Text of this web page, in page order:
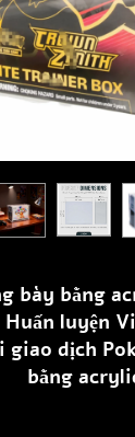
bày bằng
luyện
dịch
bằng